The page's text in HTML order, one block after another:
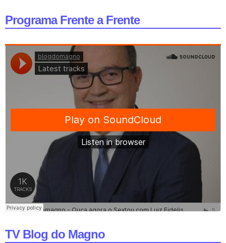
Programa Frente a Frente
TV Blog do Magno